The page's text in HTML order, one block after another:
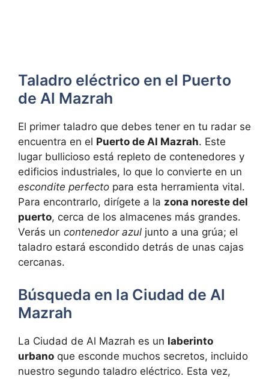
Taladro eléctrico en el Puerto
de Al Mazrah
El primer taladro que debes tener en tu radar se
encuentra en el Puerto de Al Mazrah. Este
lugar bullicioso está repleto de contenedores y
edificios industriales, lo que lo convierte en un
escondite perfecto para esta herramienta vital.
Para encontrarlo, dirígete a la zona noreste del
puerto, cerca de los almacenes más grandes.
Verás un contenedor azul junto a una grúa; el
taladro estará escondido detrás de unas cajas
cercanas.
Búsqueda en la Ciudad de Al
Mazrah
La Ciudad de Al Mazrah es un laberinto
urbano que esconde muchos secretos, incluido
nuestro segundo taladro eléctrico. Esta vez,